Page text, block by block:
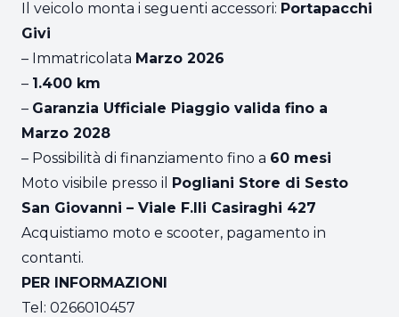
Il veicolo monta i seguenti accessori: Portapacchi
Givi
– Immatricolata Marzo 2026
– 1.400 km
– Garanzia Ufficiale Piaggio valida fino a
Marzo 2028
– Possibilità di finanziamento fino a 60 mesi
Moto visibile presso il Pogliani Store di Sesto
San Giovanni – Viale F.lli Casiraghi 427
Acquistiamo moto e scooter, pagamento in
contanti.
PER INFORMAZIONI
Tel: 0266010457